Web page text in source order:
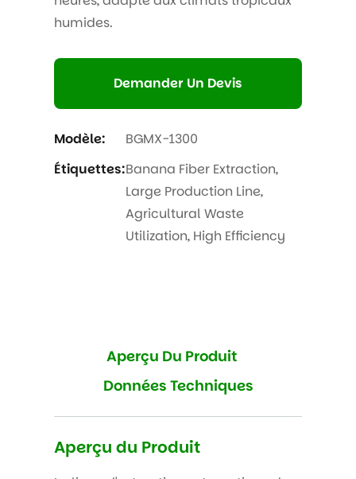
humides.
Demander Un Devis
Modèle:
BGMX-1300
Étiquettes:Banana Fiber Extraction,
Large Production Line,
Agricultural Waste
Utilization, High Efficiency
Aperçu Du Produit
Données Techniques
Aperçu du Produit